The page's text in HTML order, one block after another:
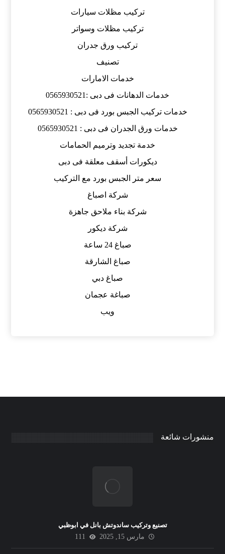
تركيب مظلات سيارات
تركيب مظلات وسواتر
تركيب ورق جدران
تصنيف
خدمات الامارات
خدمات الدهانات فى دبى :0565930521
خدمات تركيب الجبس بورد فى دبى : 0565930521
خدمات ورق الجدران فى دبى : 0565930521
خدمة تجديد وترميم الحمامات
ديكورات أسقف معلقة فى دبى
سعر متر الجبس بورد مع التركيب
شركة اصباغ
شركة بناء ملاحق جاهزة
شركة ديكور
صباغ 24 ساعة
صباغ الشارقة
صباغ دبي
صباغة عجمان
ويب
منشورات شائعة
تصنيع وتركيب ساندوتش بانل في ابوظبي
مارس 15, 2025
111